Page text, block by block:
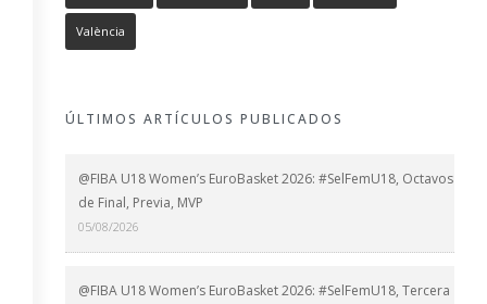
València
ÚLTIMOS ARTÍCULOS PUBLICADOS
@FIBA U18 Women’s EuroBasket 2026: #SelFemU18, Octavos
de Final, Previa, MVP
05/08/2026
@FIBA U18 Women’s EuroBasket 2026: #SelFemU18, Tercera